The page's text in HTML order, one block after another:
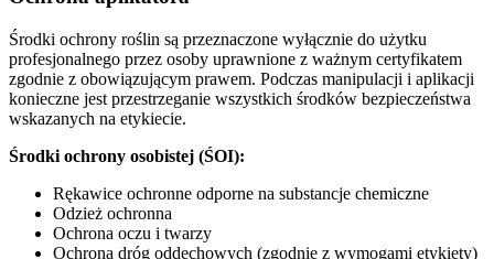
Środki ochrony roślin są przeznaczone wyłącznie do użytku
profesjonalnego przez osoby uprawnione z ważnym certyfikatem
zgodnie z obowiązującym prawem. Podczas manipulacji i aplikacji
konieczne jest przestrzeganie wszystkich środków bezpieczeństwa
wskazanych na etykiecie.
Środki ochrony osobistej (ŚOI):
Rękawice ochronne odporne na substancje chemiczne
Odzież ochronna
Ochrona oczu i twarzy
Ochrona dróg oddechowych (zgodnie z wymogami etykiety)